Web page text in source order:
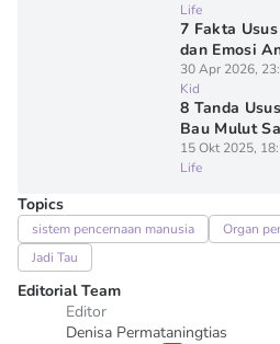
Life
7 Fakta
dan Emosi
30 Apr 2026,
Kid
8 Tanda
Bau Mulut
15 Okt 2025,
Life
Topics
sistem pencernaan manusia Organ
Jadi Tau
Editorial Team
Editor
Denisa Permataningtias